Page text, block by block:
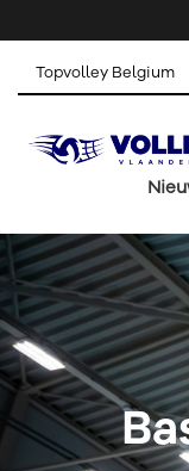
Topvolley Belgium